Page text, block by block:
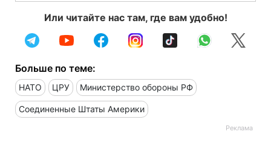
Или читайте нас там, где вам удобно!
Больше по теме:
НАТО ЦРУ Министерство обороны РФ
Соединенные Штаты Америки